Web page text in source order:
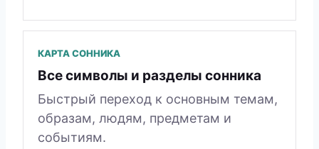
КАРТА СОННИКА
Все символы и разделы сонника
Быстрый переход к основным темам,
образам, людям, предметам и
событиям.